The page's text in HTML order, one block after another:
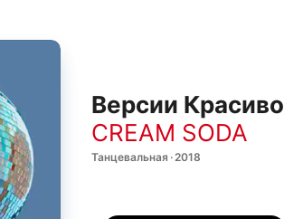
Версии Красиво
CREAM SODA
Танцевальная · 2018